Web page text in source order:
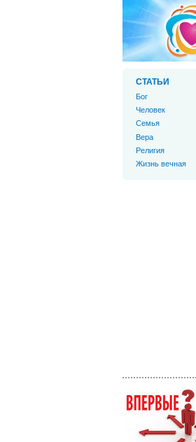
СТАТЬИ
Бог
Человек
Cемья
Вера
Религия
Жизнь вечная